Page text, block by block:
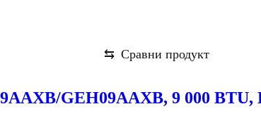
⇆ Сравни продукт
GEH09AAXB, 9 000